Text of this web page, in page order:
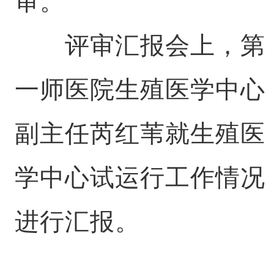
评审汇报会上，第
一师医院生殖医学中心
副主任芮红苇就生殖医
学中心试运行工作情况
进行汇报。